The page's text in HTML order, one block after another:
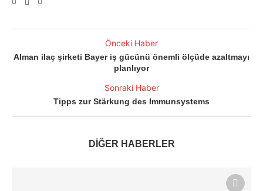
Önceki Haber
Alman ilaç şirketi Bayer iş gücünü önemli ölçüde azaltmayı
planlıyor
Sonraki Haber
Tipps zur Stärkung des Immunsystems
DİĞER HABERLER